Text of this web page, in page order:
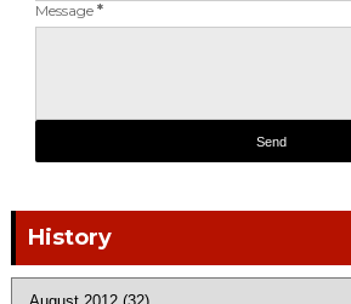
Message *
History